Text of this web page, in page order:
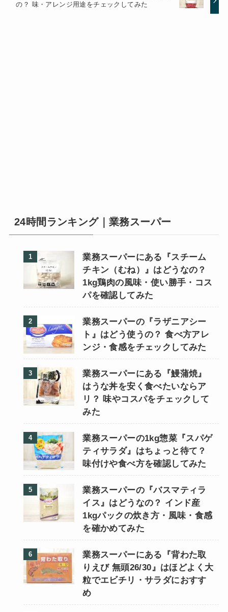
の？ 味・アレンジ用途をチェックしてみた
24時間ランキング｜業務スーパー
業務スーパーにある『スチーム
チキン（むね）』はどうなの？
1kg鶏肉の風味・使い勝手・コス
パを確認してみた
業務スーパーの『ラザニアシー
ト』はどう使うの？ 食べ方アレ
ンジ・食感をチェックしてみた
業務スーパーにある『鰻蒲焼』
はうな丼を安く食べたいならア
リ？ 味やコスパをチェックして
みた
業務スーパーの1kg惣菜『スパゲ
ティサラダ』はちょっと待て？
味付けや食べ方を確認してみた
業務スーパーの『バスマティラ
イス』はどうなの？ インド産
1kgパックの炊き方・風味・食感
を確かめてみた
業務スーパーにある『背わた取
りえび 無頭26/30』はほどよく大
粒でエビチリ・サラダにおすす
め